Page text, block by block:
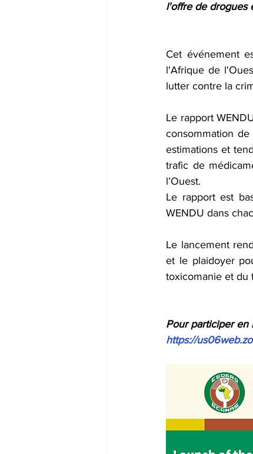
l'offre de drogues
Cet événement
l'Afrique de
lutter contre la
Le rapport
consommation
estimations et
trafic de
l’Ouest.
Le rapport est
WENDU dans
Le lancement
et le plaidoyer
toxicomanie et du
Pour participer en
https://